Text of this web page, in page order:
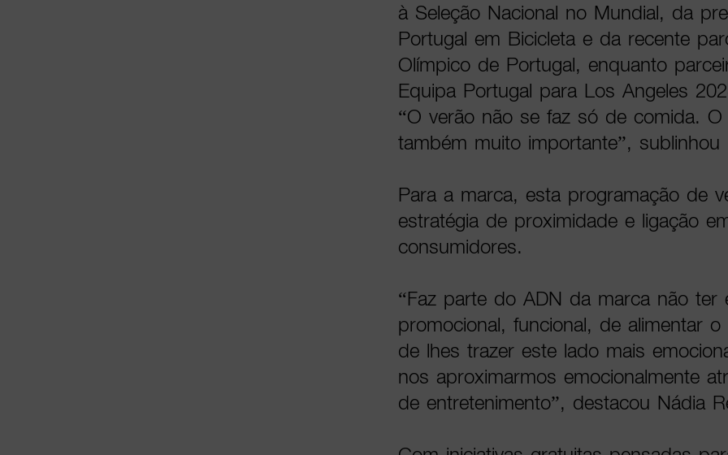
à Seleção Nacional no Mundial, da
Portugal em Bicicleta e da recente
Olímpico de Portugal, enquanto
Equipa Portugal para Los Angeles
“O verão não se faz só de comida.
também muito importante”, sublinhou
Para a marca, esta programação de
estratégia de proximidade e ligação
consumidores.
“Faz parte do ADN da marca não ter
promocional, funcional, de alimentar
de lhes trazer este lado mais
nos aproximarmos emocionalmente
de entretenimento”, destacou Nádia